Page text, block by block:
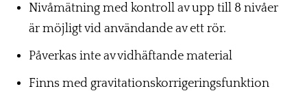
Nivåmätning med kontroll av upp till 8 nivåer
är möjligt vid användande av ett rör.
Påverkas inte av vidhäftande material
Finns med gravitationskorrigeringsfunktion